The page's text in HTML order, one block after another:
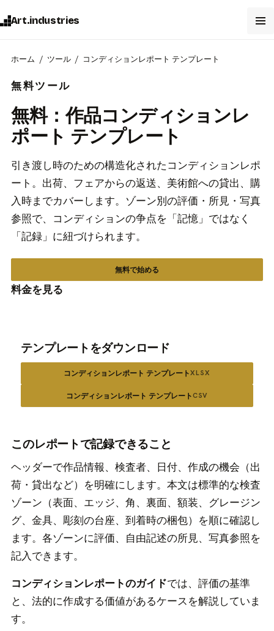
Art.industries
ホーム ツール コンディションレポート テンプレート
無料ツール
無料：作品コンディションレ
ポート テンプレート
引き渡し時のための構造化されたコンディションレポ
ート。出荷、フェアからの返送、美術館への貸出、購
入時までカバーします。ゾーン別の評価・所見・写真
参照で、コンディションの争点を「記憶」ではなく
「記録」に紐づけられます。
無料で始める
料金を見る
テンプレートをダウンロード
コンディションレポート テンプレートXLSX
コンディションレポート テンプレートCSV
このレポートで記録できること
ヘッダーで作品情報、検査者、日付、作成の機会（出
荷・貸出など）を明確にします。本文は標準的な検査
ゾーン（表面、エッジ、角、裏面、額装、グレージン
グ、金具、彫刻の台座、到着時の梱包）を順に確認し
ます。各ゾーンに評価、自由記述の所見、写真参照を
記入できます。
コンディションレポートのガイドでは、評価の基準
と、法的に作成する価値があるケースを解説していま
す。